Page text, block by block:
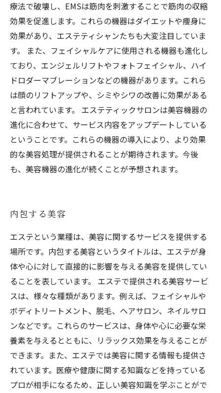
療法で破壊し、EMSは筋肉を刺激することで筋肉の収縮
効果を促進します。これらの機器はダイエットや痩身に
効果があり、エステティシャンたちも大変注目していま
す。 また、フェイシャルケアに使用される機器も進化し
ており、エンジェルリフトやフォトフェイシャル、ハイ
ドロダーマブレーションなどの機器があります。これら
は顔のリフトアップや、シミやシワの改善に効果がある
と言われています。 エステティックサロンは美容機器の
進化に合わせて、サービス内容をアップデートしている
ということです。これらの機器の導入により、より効果
的な美容処理が提供されることが期待されます。今後
も、美容機器の進化が続くことが予想されます。
内包する美容
エステという業種は、美容に関するサービスを提供する
場所です。内包する美容というタイトルは、エステが身
体や心に対して直接的に影響を与える美容を提供してい
ることを表しています。 エステで提供される美容サービ
スは、様々な種類があります。例えば、フェイシャルや
ボディトリートメント、脱毛、ヘアサロン、ネイルサロ
ンなどです。これらのサービスは、身体や心に必要な栄
養素を与えるとともに、リラックス効果を与えることが
できます。また、エステでは美容に関する情報も提供さ
れています。医療や健康に関する知識などを持っている
プロが相手になるため、正しい美容知識を学ぶことがで